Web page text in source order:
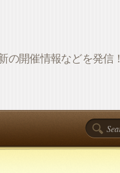
の開催情報などを発信！